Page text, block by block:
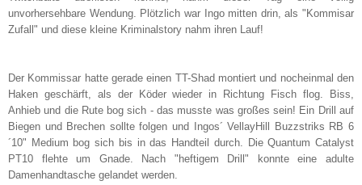
unvorhersehbare Wendung. Plötzlich war Ingo mitten drin, als "Kommisar
Zufall" und diese kleine Kriminalstory nahm ihren Lauf!
Der Kommissar hatte gerade einen TT-Shad montiert und nocheinmal den
Haken geschärft, als der Köder wieder in Richtung Fisch flog. Biss,
Anhieb und die Rute bog sich - das musste was großes sein! Ein Drill auf
Biegen und Brechen sollte folgen und Ingos´ VellayHill Buzzstriks RB 6
´10" Medium bog sich bis in das Handteil durch. Die Quantum Catalyst
PT10 flehte um Gnade. Nach "heftigem Drill" konnte eine adulte
Damenhandtasche gelandet werden.